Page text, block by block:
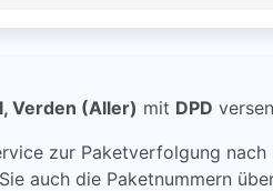
Verden (Aller) mit DPD
zur Paketverfolgung nach
auch die Paketnummern